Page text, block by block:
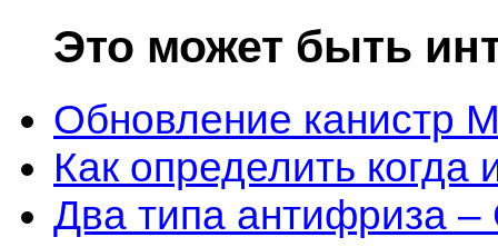
Это может быть
Обновление канистр
Как определить когда
Два типа антифриза –